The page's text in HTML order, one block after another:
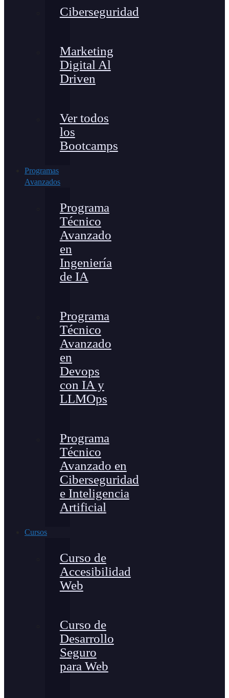
Ciberseguridad
Marketing
Digital Al
Driven
Ver todos
los
Bootcamps
Programas
Avanzados
Programa
Técnico
Avanzado
en
Ingeniería
de IA
Programa
Técnico
Avanzado
en
Devops
con IA y
LLMOps
Programa
Técnico
Avanzado en
Ciberseguridad
e Inteligencia
Artificial
Cursos
Curso de
Accesibilidad
Web
Curso de
Desarrollo
Seguro
para Web